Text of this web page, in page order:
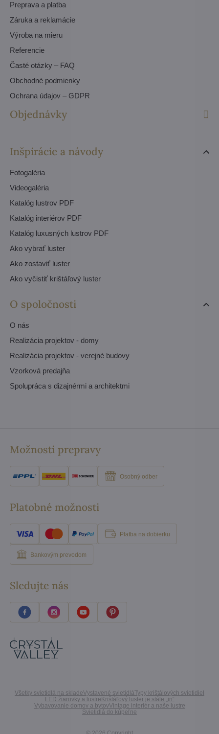
Preprava a platba
Záruka a reklamácie
Výroba na mieru
Referencie
Časté otázky – FAQ
Obchodné podmienky
Ochrana údajov – GDPR
Objednávky
Inšpirácie a návody
Fotogaléria
Videogaléria
Katalóg lustrov PDF
Katalóg interiérov PDF
Katalóg luxusných lustrov PDF
Ako vybrať luster
Ako zostaviť luster
Ako vyčistiť krištáľový luster
O spoločnosti
O nás
Realizácia projektov - domy
Realizácia projektov - verejné budovy
Vzorková predajňa
Spolupráca s dizajnérmi a architektmi
Možnosti prepravy
Osobný odber
Platobné možnosti
Platba na dobierku
Bankovým prevodom
Sledujte nás
Všetky svietidlá na skladeVystavené svietidláTypy krištálových svietidiel
LED žiarovky a lustre Krištáľový luster je stále „in“
Vybavovanie domov a bytovVintage interiér a naše lustre
Svietidlá do kúpeľne